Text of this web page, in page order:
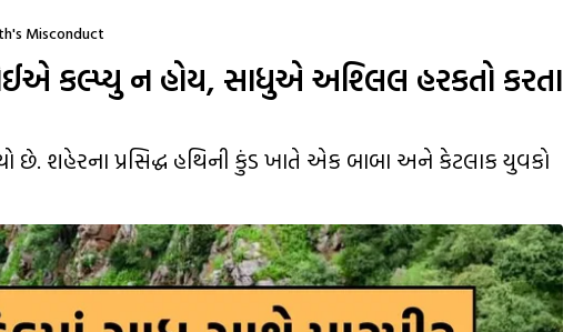
Misconduct
કલ્પ્યુ ન હોય, સાધુએ અશ્લિલ હરકતો કરતા
છે. શહેરના પ્રસિદ્ધ હથિની કુંડ ખાતે એક બાબા અને કેટલાક યુવકો